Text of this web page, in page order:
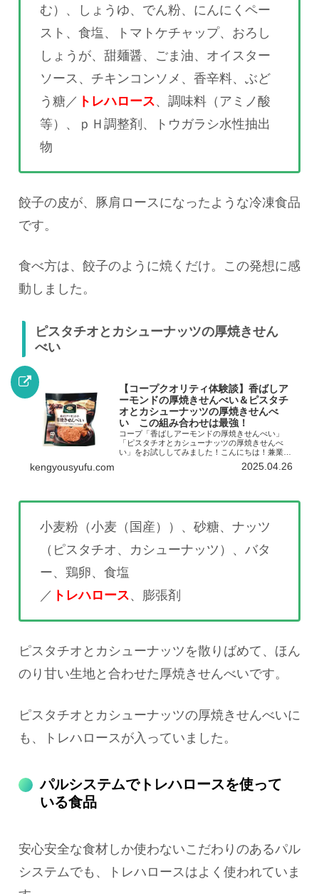
む）、しょうゆ、でん粉、にんにくペー
スト、食塩、トマトケチャップ、おろし
しょうが、甜麺醤、ごま油、オイスター
ソース、チキンコンソメ、香辛料、ぶど
う糖／ トレハロース、調味料（アミノ酸
等）、ｐＨ調整剤、トウガラシ水性抽出
物
餃子の皮が、豚肩ロースになったような冷凍食品
です。
食べ方は、餃子のように焼くだけ。この発想に感
動しました。
ピスタチオとカシューナッツの厚焼きせん
べい
【コープクオリティ体験談】香ばしア
ーモンドの厚焼きせんべい＆ピスタチ
オとカシューナッツの厚焼きせんべ
い この組み合わせは最強！
コープ「香ばしアーモンドの厚焼きせんべい」
「ピスタチオとカシューナッツの厚焼きせんべ
い」をお試ししてみました！こんにちは！兼業主
婦子です。最近、せんべいにドはまりしていま
す！一昔前までは、油で揚げた軽い食感のスナッ
kengyousyufu.com 2025.04.26
小麦粉（小麦（国産））、砂糖、ナッツ
（ピスタチオ、カシューナッツ）、バタ
ー、鶏卵、食塩
／ トレハロース、膨張剤
ピスタチオとカシューナッツを散りばめて、ほん
のり甘い生地と合わせた厚焼きせんべいです。
ピスタチオとカシューナッツの厚焼きせんべいに
も、トレハロースが入っていました。
パルシステムでトレハロースを使って
いる食品
安心安全な食材しか使わないこだわりのあるパル
システムでも、トレハロースはよく使われていま